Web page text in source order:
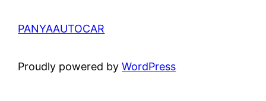
PANYAAUTOCAR
Proudly powered byWordPress